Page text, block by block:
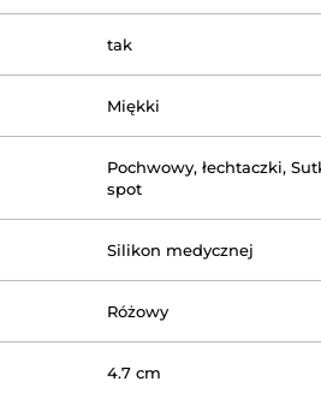
tak
Miękki
Pochwowy,łechtaczki,
spot
Silikon medycznej
Różowy
4.7 cm